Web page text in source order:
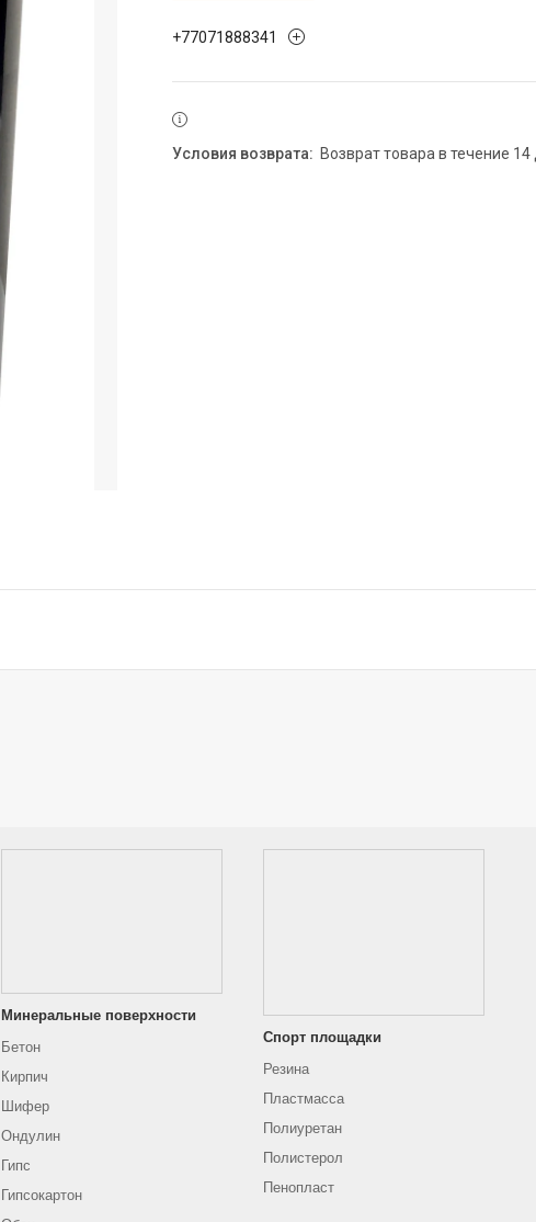
+77071888341
возврат товара в течение 14
Минеральные поверхности
Бетон
Кирпич
Шифер
Ондулин
Гипс
Гипсокартон
Спорт площадки
Резина
Пластмасса
Полиуретан
Полистерол
Пенопласт